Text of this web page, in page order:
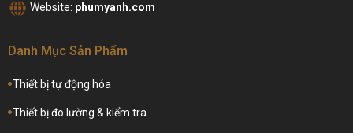
Website: phumyanh.com
Danh Mục Sản Phẩm
Thiết bị tự động hóa
Thiết bị đo lường & kiểm tra